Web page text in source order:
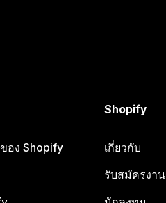
อง Shopify
Shopify
เกี่ยวกับ
รับสมัครงาน